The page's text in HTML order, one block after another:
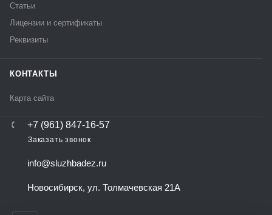
Статьи
Лицензии и сертификаты
Реквизиты
КОНТАКТЫ
Карта сайта
+7 (961) 847-16-57
Заказать звонок
info@sluzhbadez.ru
Новосибирск, ул. Толмачевская 21А